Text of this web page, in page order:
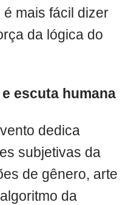
mais fácil dizer
da lógica do
escuta humana
dedica
subjetivas da
de gênero, arte
da